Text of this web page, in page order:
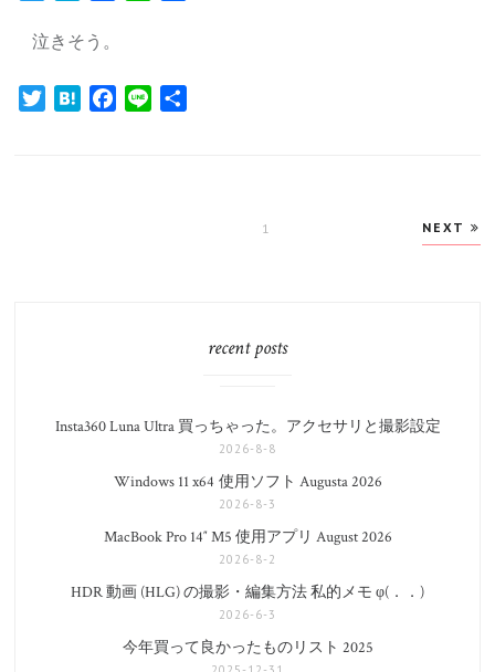
泣きそう。
TwitterHatenaFacebook
Line
り
1 NEXT
recent posts
Insta360 Luna Ultra 買っちゃった。アクセサリと撮影設定
2026-8-8
Windows 11 x64 使用ソフト Augusta 2026
2026-8-3
MacBook Pro 14″ M5 使用アプリ August 2026
2026-8-2
HDR 動画 (HLG) の撮影・編集方法 私的メモ φ(．．)
2026-6-3
今年買って良かったものリスト 2025